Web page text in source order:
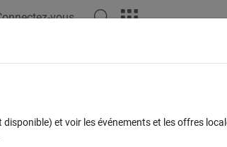
vous
with test set
et voir les événements et les offres